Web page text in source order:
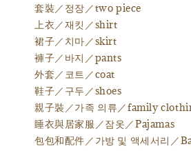
套裝／정장／two piece
上衣／재킷／shirt
裙子／치마／skirt
褲子／바지／pants
外套／코트／coat
鞋子／구두／shoes
親子裝／가족 의류／family
睡衣與居家服／잠옷／Pajamas
包包和配件／가방 및 액세서리／